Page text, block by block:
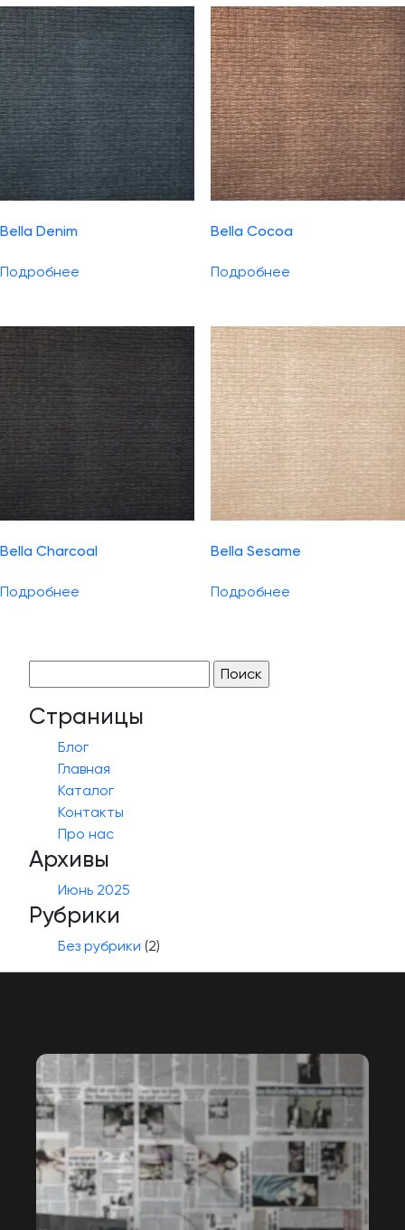
Bella Denim
Подробнее
Bella Cocoa
Подробнее
Bella Charcoal
Подробнее
Bella Sesame
Подробнее
Страницы
Блог
Главная
Каталог
Контакты
Про нас
Архивы
Июнь 2025
Рубрики
Без рубрики (2)